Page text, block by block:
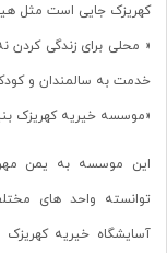
کهریزک جایی است مثل
« محلی برای زندگی کردن
خدمت به سالمندان و
«موسسه خیریه کهریزک
این موسسه به یمن
توانسته واحد های
آسایشگاه خیریه کهریزک